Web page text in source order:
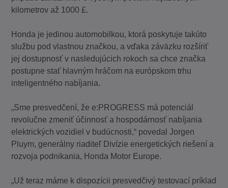
kilometrov až 1000 £.
Honda je jedinou automobilkou, ktorá poskytuje takúto
službu pod vlastnou značkou, a vďaka záväzku rozšíriť
jej dostupnosť v nasledujúcich rokoch sa chce značka
postupne stať hlavným hráčom na európskom trhu
inteligentného nabíjania.
„Sme presvedčení, že e:PROGRESS má potenciál
revolučne zmeniť účinnosť a hospodárnosť nabíjania
elektrických vozidiel v budúcnosti,“ povedal Jorgen
Pluym, generálny riaditeľ Divízie energetických riešení a
rozvoja podnikania, Honda Motor Europe.
„Už teraz máme k dispozícii presvedčivý testovací príklad